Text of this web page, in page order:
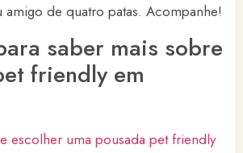
amigo de quatro patas. Acompanhe!
saber mais sobre
friendly em
escolher uma pousada pet friendly